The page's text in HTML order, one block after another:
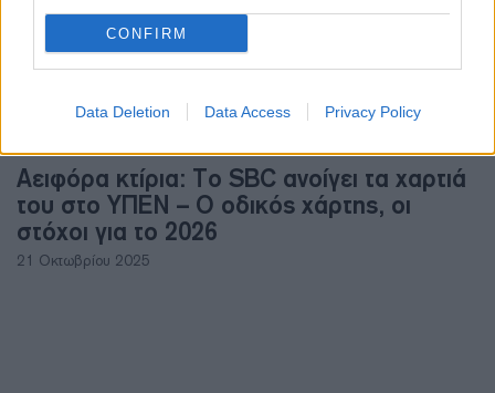
CONFIRM
Data Deletion Data Access Privacy Policy
Αειφόρα κτίρια: Το SBC ανοίγει τα χαρτιά
του στο ΥΠΕΝ – Ο οδικός χάρτης, οι
στόχοι για το 2026
21 Οκτωβρίου 2025